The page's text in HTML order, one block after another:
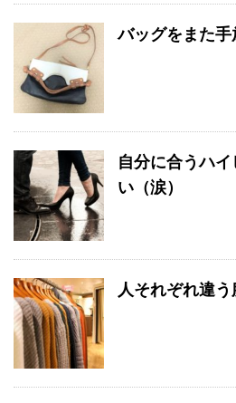
バッグをまた手
自分に合うハ
い（涙）
人それぞれ違